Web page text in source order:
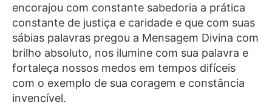
encorajou com constante sabedoria a prática
constante de justiça e caridade e que com suas
sábias palavras pregou a Mensagem Divina com
brilho absoluto, nos ilumine com sua palavra e
fortaleça nossos medos em tempos difíceis
com o exemplo de sua coragem e constância
invencível.